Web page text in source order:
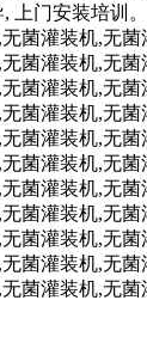
上门安装培训。